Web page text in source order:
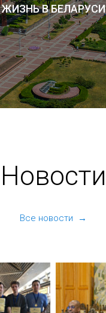
ЖИЗНЬ В БЕЛАРУСИ
Новости
Все новости →